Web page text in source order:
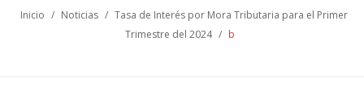
Inicio / Noticias / Tasa de Interés por Mora Tributaria para el Primer
Trimestre del 2024 / b